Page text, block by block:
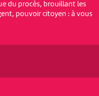
du procès, brouillant les
pouvoir citoyen : à vous